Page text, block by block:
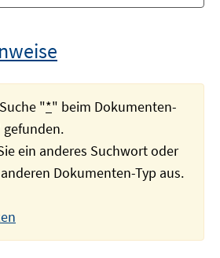
"*" beim Dokumenten-
gefunden.
ein anderes Suchwort oder
Dokumenten-Typ aus.